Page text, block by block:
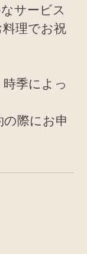
サービス
理でお祝
季によっ
の際にお申